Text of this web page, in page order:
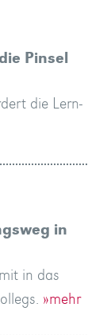
Pinsel
die Lern-
in
in das
»mehr